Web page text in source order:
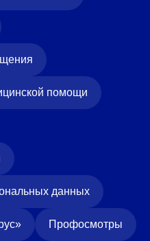
помощи
данных
Профосмотры